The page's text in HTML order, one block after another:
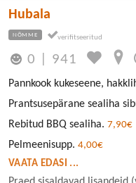
Hubala
NÕMME
0 941
Pannkook kukeseene,
Prantsusepärane sealiha
Rebitud BBQ sealiha. 7,90€
Pelmeenisupp. 4,00€
VAATA EDASI ...